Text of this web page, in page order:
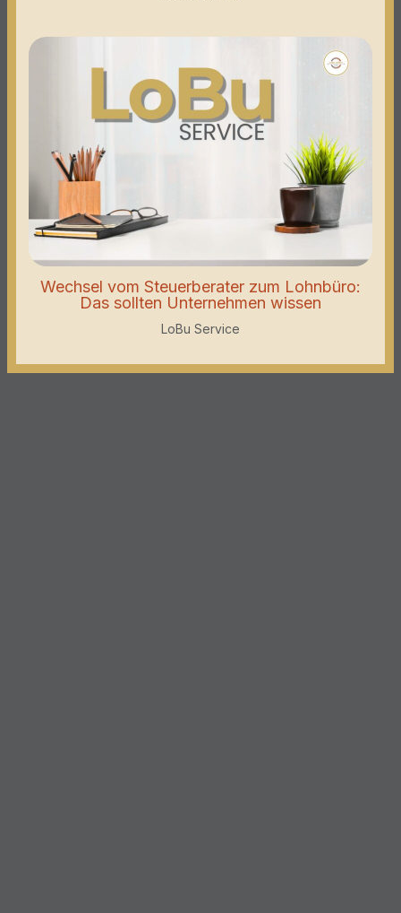
Wechsel vom Steuerberater zum Lohnbüro:
Das sollten Unternehmen wissen
LoBu Service